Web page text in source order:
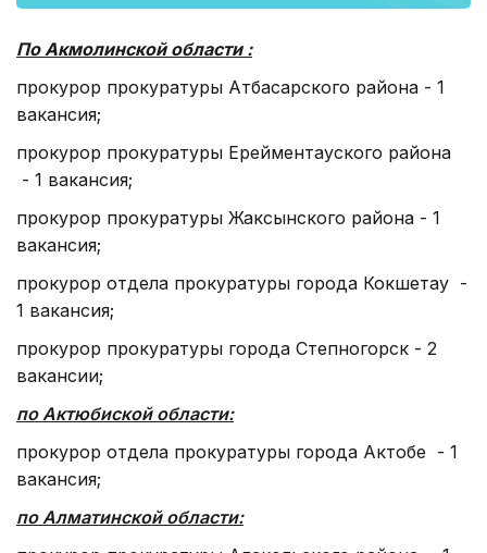
По Акмолинской области :
прокурор прокуратуры Атбасарского района - 1
вакансия;
прокурор прокуратуры Ерейментауского района
- 1 вакансия;
прокурор прокуратуры Жаксынского района - 1
вакансия;
прокурор отдела прокуратуры города Кокшетау -
1 вакансия;
прокурор прокуратуры города Степногорск - 2
вакансии;
по Актюбиской области:
прокурор отдела прокуратуры города Актобе - 1
вакансия;
по Алматинской области: